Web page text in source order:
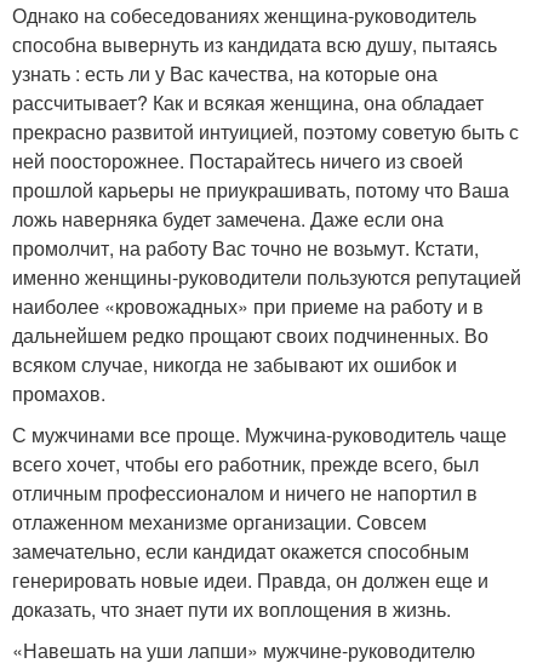
Однако на собеседованиях женщина-руководитель
способна вывернуть из кандидата всю душу, пытаясь
узнать : есть ли у Вас качества, на которые она
рассчитывает? Как и всякая женщина, она обладает
прекрасно развитой интуицией, поэтому советую быть с
ней поосторожнее. Постарайтесь ничего из своей
прошлой карьеры не приукрашивать, потому что Ваша
ложь наверняка будет замечена. Даже если она
промолчит, на работу Вас точно не возьмут. Кстати,
именно женщины-руководители пользуются репутацией
наиболее «кровожадных» при приеме на работу и в
дальнейшем редко прощают своих подчиненных. Во
всяком случае, никогда не забывают их ошибок и
промахов.
С мужчинами все проще. Мужчина-руководитель чаще
всего хочет, чтобы его работник, прежде всего, был
отличным профессионалом и ничего не напортил в
отлаженном механизме организации. Совсем
замечательно, если кандидат окажется способным
генерировать новые идеи. Правда, он должен еще и
доказать, что знает пути их воплощения в жизнь.
«Навешать на уши лапши» мужчине-руководителю